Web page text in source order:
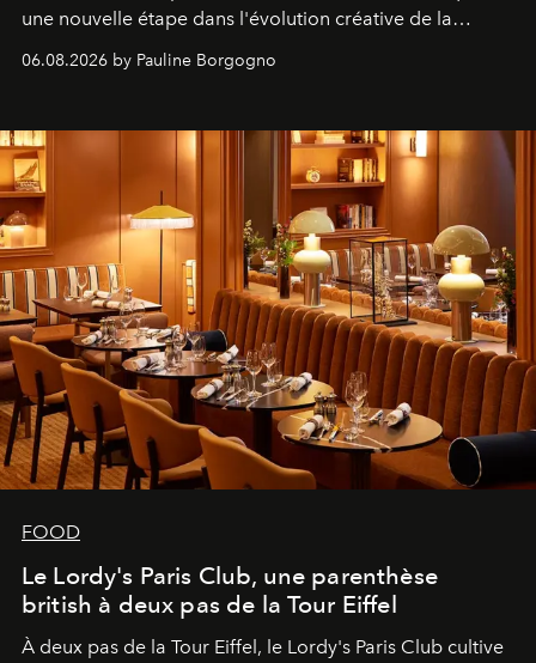
une nouvelle étape dans l'évolution créative de la
06.08.2026 by Pauline Borgogno
FOOD
Le Lordy's Paris Club, une parenthèse
british à deux pas de la Tour Eiffel
À deux pas de la Tour Eiffel, le Lordy's Paris Club cultive